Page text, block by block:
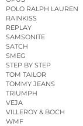
POLO RALPH LAUREN
RAINKISS
REPLAY
SAMSONITE
SATCH
SMEG
STEP BY STEP
TOM TAILOR
TOMMY JEANS
TRIUMPH
VEJA
VILLEROY & BOCH
WMF